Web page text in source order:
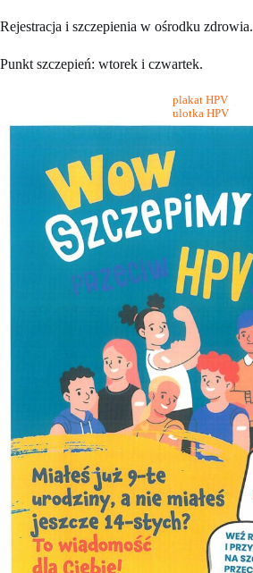
Rejestracja i szczepienia w ośrodku zdrowia.
Punkt szczepień: wtorek i czwartek.
plakat HPV
ulotka HPV